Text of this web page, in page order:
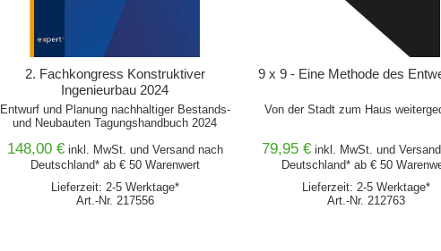
2. Fachkongress Konstruktiver
Ingenieurbau 2024
Entwurf und Planung nachhaltiger Bestands-
und Neubauten Tagungshandbuch 2024
148,00 € inkl. MwSt. und Versandnach
Deutschland* ab € 50 Warenwert
Lieferzeit: 2-5 Werktage*
Art.-Nr. 217556
9 x 9 - Eine Methode des
Von der Stadt zum Haus
79,95 € inkl. MwSt. und Versand
Deutschland* ab € 50
Lieferzeit: 2-5 Werktage*
Art.-Nr. 212763